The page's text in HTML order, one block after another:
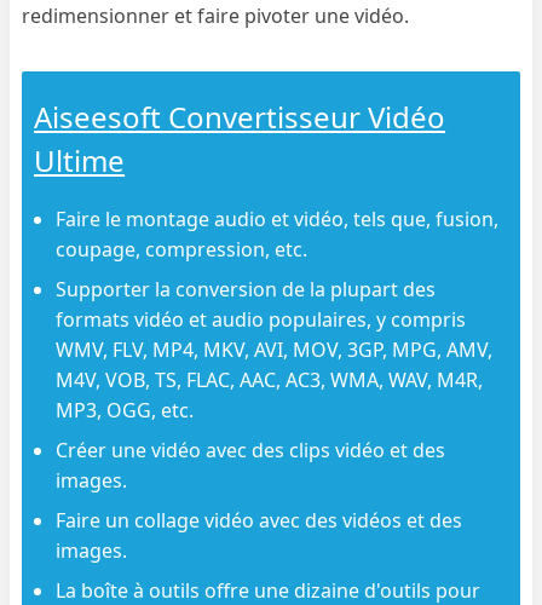
redimensionner et faire pivoter une vidéo.
Aiseesoft Convertisseur Vidéo
Ultime
Faire le montage audio et vidéo, tels que, fusion,
coupage, compression, etc.
Supporter la conversion de la plupart des
formats vidéo et audio populaires, y compris
WMV, FLV, MP4, MKV, AVI, MOV, 3GP, MPG, AMV,
M4V, VOB, TS, FLAC, AAC, AC3, WMA, WAV, M4R,
MP3, OGG, etc.
Créer une vidéo avec des clips vidéo et des
images.
Faire un collage vidéo avec des vidéos et des
images.
La boîte à outils offre une dizaine d'outils pour